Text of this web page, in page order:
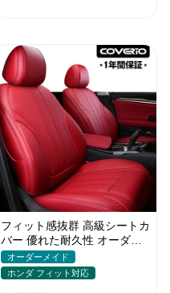
フィット感抜群 高級シートカ
バー 優れた耐久性 オーダー
メイド 9色 防水レザー おし
ゃれ
オーダーメイド
ホンダ フィット対応